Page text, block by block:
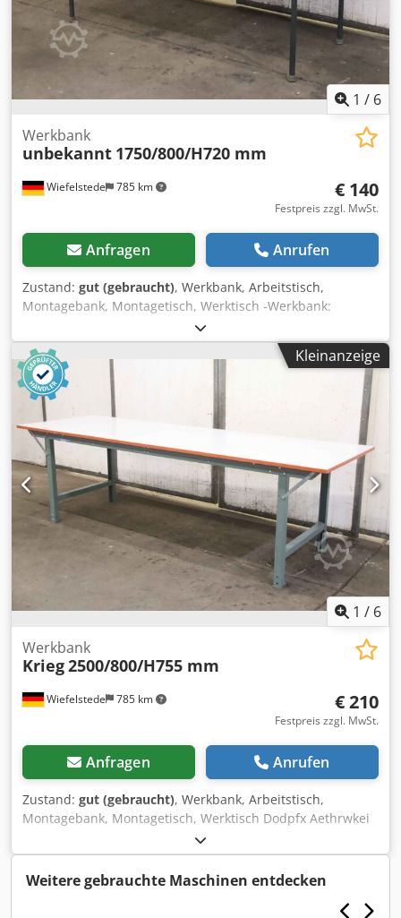
1 / 6
Wiefelstede 785 km
Werkbank
unbekannt 1750/800/H720 mm
€ 140
Festpreis zzgl. MwSt.
Anfragen Anrufen
Zustand: gut (gebraucht), Werkbank, Arbeitstisch,
Montagebank, Montagetisch, Werktisch -Werkbank:
Rohrrahmengestell -Breite: 1750 mm -Tiefe: 800 mm -
Höhe: 750 mm -Anzahl: 2x Werkbank vorhanden -Preis: po
Stück Djdethrwvjpfx Ai Nsck -Gewicht: 36 kg/St.Kleinanzeige
1 / 6
Wiefelstede 785 km
Werkbank
Krieg2500/800/H755 mm
€ 210
Festpreis zzgl. MwSt.
Anfragen Anrufen
Zustand: gut (gebraucht), Werkbank, Arbeitstisch,
Montagebank, Montagetisch, Werktisch Dodpfx Aethrwkei
Nsck -Hersteller: Krieg, Werkbank, massive Auführung -
Breite: 2500 mm -Tiefe: 800 mm -Höhe: 755 mm -Anzahl: 1x
Werkbank vorhanden -Gewicht: 53 kg
Weitere gebrauchte Maschinen entdecken